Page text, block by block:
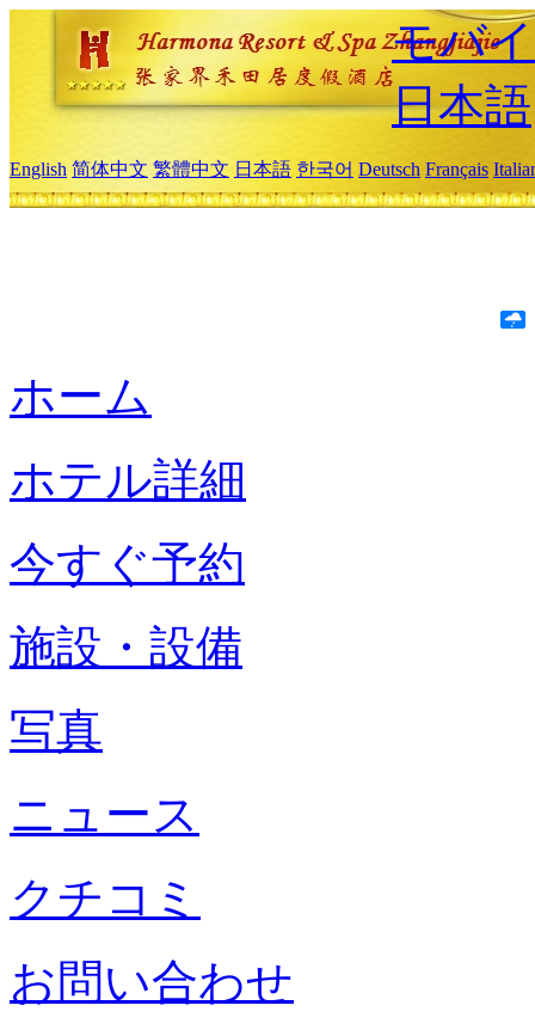
モバ
日本語
English 简体中文 繁體中文 日本語 한국어 Deutsch Français
ホーム
ホテル詳細
今すぐ予約
施設・設備
写真
ニュース
クチコミ
お問い合わせ